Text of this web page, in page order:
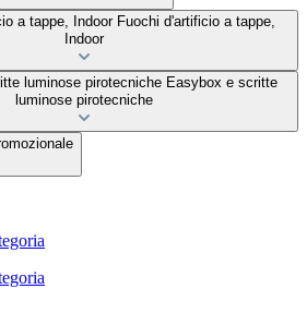
Fuochi d'artificio a tappe,
Indoor
Easybox e scritte
luminose pirotecniche